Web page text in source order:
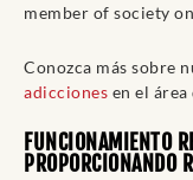
member of society
Conozca más sobre
adicciones en el
FUNCIONAMIENTO
PROPORCIONANDO